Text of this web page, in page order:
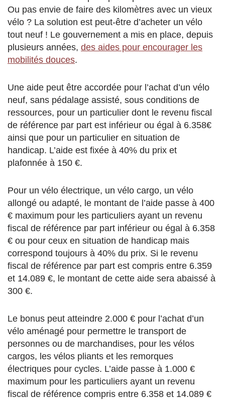
Ou pas envie de faire des kilomètres avec un vieux
vélo ? La solution est peut-être d’acheter un vélo
tout neuf ! Le gouvernement a mis en place, depuis
plusieurs années, des aides pour encourager les
mobilités douces.
Une aide peut être accordée pour l’achat d’un vélo
neuf, sans pédalage assisté, sous conditions de
ressources, pour un particulier dont le revenu fiscal
de référence par part est inférieur ou égal à 6.358€
ainsi que pour un particulier en situation de
handicap. L’aide est fixée à 40% du prix et
plafonnée à 150 €.
Pour un vélo électrique, un vélo cargo, un vélo
allongé ou adapté, le montant de l’aide passe à 400
€ maximum pour les particuliers ayant un revenu
fiscal de référence par part inférieur ou égal à 6.358
€ ou pour ceux en situation de handicap mais
correspond toujours à 40% du prix. Si le revenu
fiscal de référence par part est compris entre 6.359
et 14.089 €, le montant de cette aide sera abaissé à
300 €.
Le bonus peut atteindre 2.000 € pour l’achat d’un
vélo aménagé pour permettre le transport de
personnes ou de marchandises, pour les vélos
cargos, les vélos pliants et les remorques
électriques pour cycles. L’aide passe à 1.000 €
maximum pour les particuliers ayant un revenu
fiscal de référence compris entre 6.358 et 14.089 €